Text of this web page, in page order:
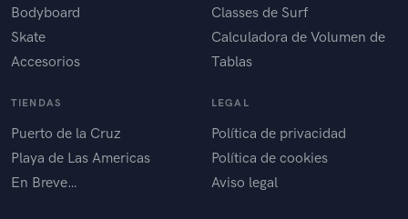
Bodyboard
Skate
Accesorios
Classes de Surf
Calculadora de Volumen de
Tablas
TIENDAS
Puerto de la Cruz
Playa de Las Americas
En Breve…
LEGAL
Política de privacidad
Política de cookies
Aviso legal